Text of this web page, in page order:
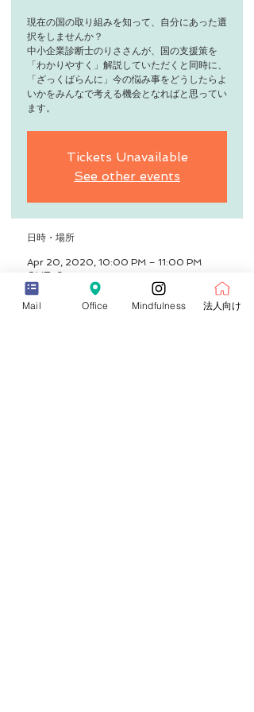
現在の国の取り組みを知って、自分にあった選
択をしませんか？
中小企業診断士のりささんが、国の支援策を
「わかりやすく」解説していただくと同時に、
「ざっくばらんに」今の悩み事をどうしたらよ
いかをみんなで考える機会となればと思ってい
ます。
Tickets Unavailable
See other events
日時・場所
Apr 20, 2020, 10:00 PM – 11:00 PM
GMT+9
個人事業主向け！「中小企業診断士♡りささん
教えて！」
Mail Office Mindfulness 法人向け